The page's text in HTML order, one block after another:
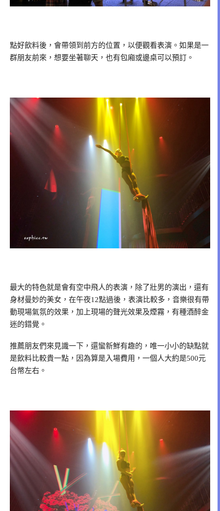
點好飲料後，會帶領到前方的位置，以便觀看表演。如果是一
群朋友前來，想要坐著聊天，也有包廂或邊桌可以預訂。
最大的特色就是會有空中飛人的表演，除了壯男的演出，還有
身材曼妙的美女，在午夜12點過後，表演比較多，音樂很有帶
動現場氣氛的效果，加上現場的聲光效果及煙霧，有種酒醉金
迷的錯覺。
推薦朋友們來見識一下，還蠻新鮮有趣的，唯一小小的缺點就
是飲料比較貴一點，因為算是入場費用，一個人大約是500元
台幣左右。